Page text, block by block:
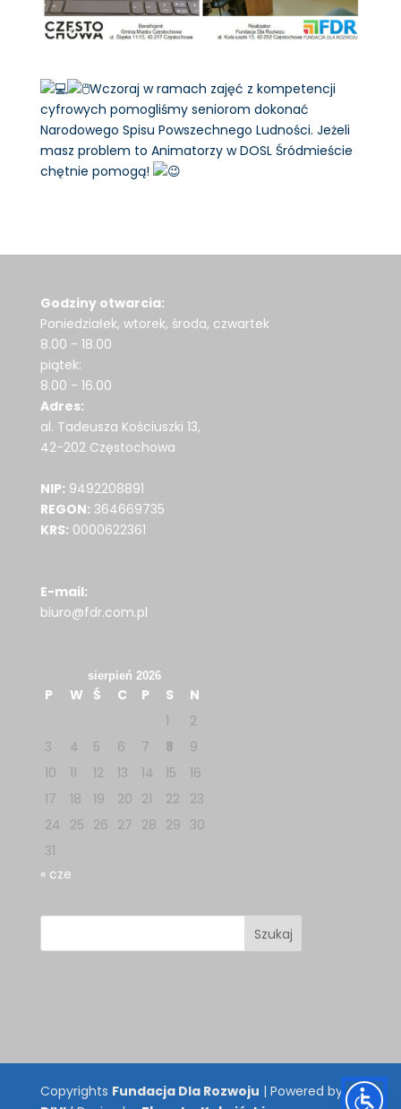
Wczoraj w ramach zajęć z kompetencji
cyfrowych pomogliśmy seniorom dokonać
Narodowego Spisu Powszechnego Ludności. Jeżeli
masz problem to Animatorzy w DOSL Śródmieście
chętnie pomogą!
Godziny otwarcia:
Poniedziałek, wtorek, środa, czwartek
8.00 - 18.00
piątek:
8.00 - 16.00
Adres:
al. Tadeusza Kościuszki 13,
42-202 Częstochowa
NIP: 9492208891
REGON: 364669735
KRS: 0000622361
E-mail:
biuro@fdr.com.pl
sierpień 2026
P W Ś C P S
N
1
2
3
4 5 6 7 8
9
10
11 12 13 14 15
16
17
18 19 20 21 22
23
24 25 26 27 28 29 30
31
« cze
Copyrights Fundacja Dla Rozwoju | Powered by